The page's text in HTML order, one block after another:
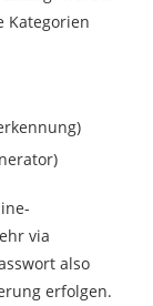
Kategorien
via
also
erfolgen.